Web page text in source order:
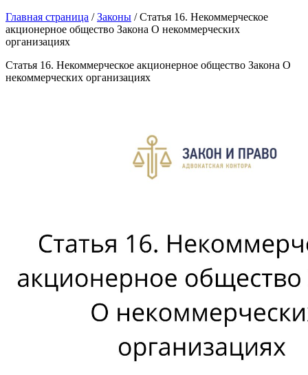
Главная страница /Законы /Статья 16. Некоммерческое
акционерное общество Закона О некоммерческих
организациях
Статья 16. Некоммерческое акционерное общество Закона О
некоммерческих организациях